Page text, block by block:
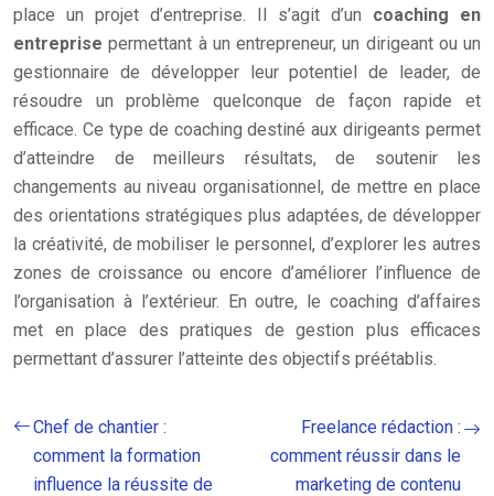
place un projet d’entreprise. Il s’agit d’un coaching en
entreprise permettant à un entrepreneur, un dirigeant ou un
gestionnaire de développer leur potentiel de leader, de
résoudre un problème quelconque de façon rapide et
efficace. Ce type de coaching destiné aux dirigeants permet
d’atteindre de meilleurs résultats, de soutenir les
changements au niveau organisationnel, de mettre en place
des orientations stratégiques plus adaptées, de développer
la créativité, de mobiliser le personnel, d’explorer les autres
zones de croissance ou encore d’améliorer l’influence de
l’organisation à l’extérieur. En outre, le coaching d’affaires
met en place des pratiques de gestion plus efficaces
permettant d’assurer l’atteinte des objectifs préétablis.
Chef de chantier :
comment la formation
influence la réussite de
Freelance rédaction :
comment réussir dans le
marketing de contenu